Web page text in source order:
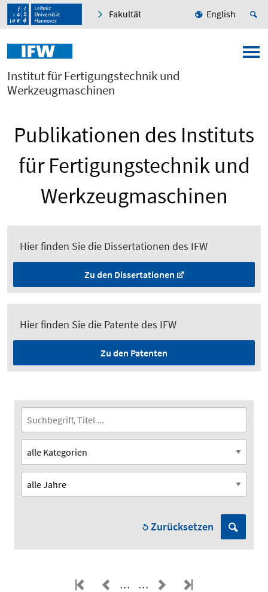
Fakultät English
Institut für Fertigungstechnik und
Werkzeugmaschinen
Publikationen des Instituts
für Fertigungstechnik und
Werkzeugmaschinen
Hier finden Sie die Dissertationen des IFW
Zu den Dissertationen
Hier finden Sie die Patente des IFW
Zu den Patenten
Zurücksetzen
…
…